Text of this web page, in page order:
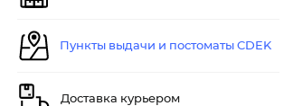
Пункты выдачи и постоматы CDEK
Доставка курьером